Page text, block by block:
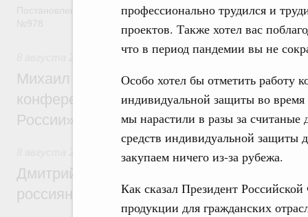
профессионально трудился и
проектов. Также хотел вас
что в период пандемии вы не
Особо хотел бы отметить работу
индивидуальной защиты во
мы нарастили в разы за считаные
средств индивидуальной защиты
закупаем ничего из-за рубежа.
Как сказал Президент
продукции для гражданских
Постановление от 5 августа 2026 года
Отрасль информационных технологий
Михаил Мишустин дал поручения по
конференции «Цифровая индустрия
России»
Спорт высших достижений и массовый
Дмитрий Чернышенко и Михаил
россиян с Днём физкультурника